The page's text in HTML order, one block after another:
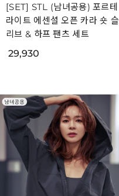
[SET] STL (남녀공용) 포르테
라이트 에센셜 오픈 카라 숏 슬
리브 & 하프 팬츠 세트
29,930